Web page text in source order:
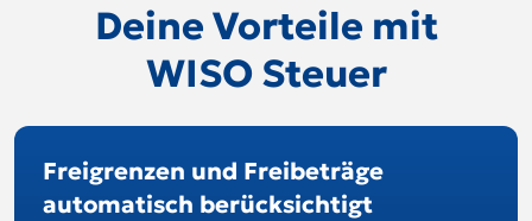
Deine Vorteile mit
WISO Steuer
Freigrenzen und Freibeträge
automatisch berücksichtigt